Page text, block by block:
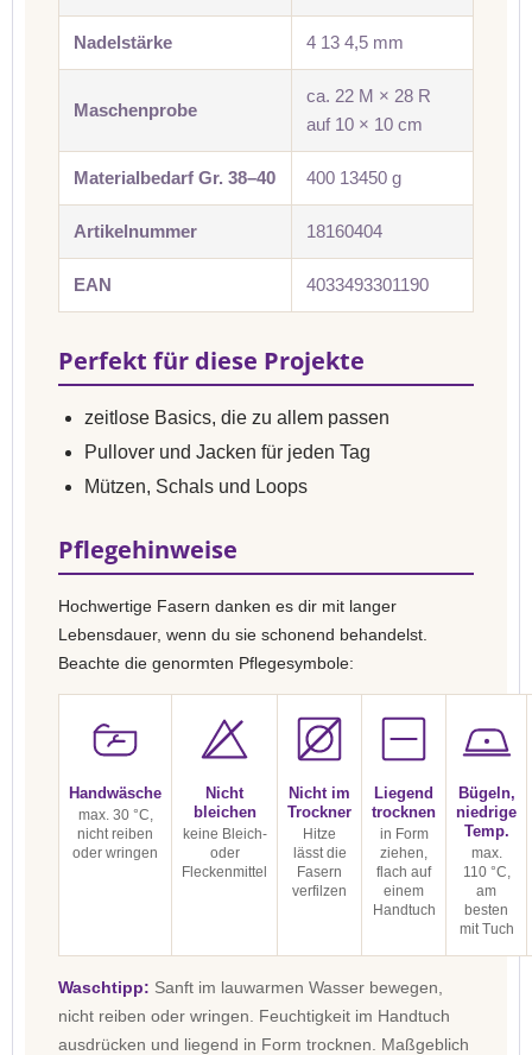
Nadelstärke 4 13 4,5 mm
Maschenprobe
ca. 22 M × 28 R
auf 10 × 10 cm
Materialbedarf Gr. 38–40 400 13450 g
Artikelnummer 18160404
EAN 4033493301190
Perfekt für diese Projekte
zeitlose Basics, die zu allem passen
Pullover und Jacken für jeden Tag
Mützen, Schals und Loops
Pflegehinweise
Hochwertige Fasern danken es dir mit langer
Lebensdauer, wenn du sie schonend behandelst.
Beachte die genormten Pflegesymbole:
Handwäsche
max. 30 °C,
nicht reiben
oder wringen
Nicht
bleichen
keine Bleich-
oder
Fleckenmittel
Nicht im
Trockner
Hitze
lässt die
Fasern
verfilzen
Liegend
trocknen
in Form
ziehen,
flach auf
einem
Handtuch
Bügeln,
niedrige
Temp.
max.
110 °C,
am
besten
mit Tuch
Waschtipp: Sanft im lauwarmen Wasser bewegen,
nicht reiben oder wringen. Feuchtigkeit im Handtuch
ausdrücken und liegend in Form trocknen. Maßgeblich